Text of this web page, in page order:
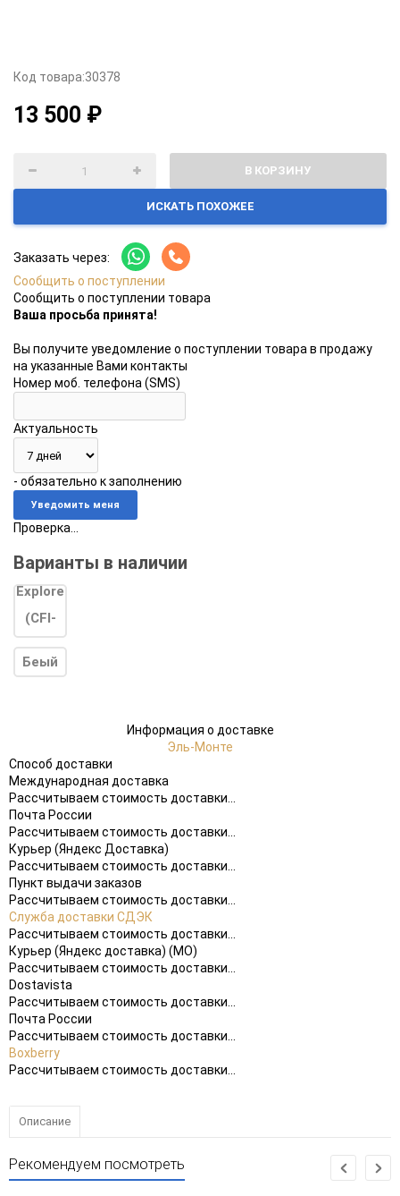
Код товара:30378
13 500 ₽
В КОРЗИНУ
ИСКАТЬ ПОХОЖЕЕ
Заказать через:
Сообщить о поступлении
Сообщить о поступлении товара
Ваша просьба принята!
Вы получите уведомление о поступлении товара в продажу
на указанные Вами контакты
Номер моб. телефона (SMS)
Актуальность
- обязательно к заполнению
Проверка...
Варианты в наличии
Беый
Информация о доставке
Эль-Монте
Способ доставки
Международная доставка
Рассчитываем стоимость доставки...
Почта России
Рассчитываем стоимость доставки...
Курьер (Яндекс Доставка)
Рассчитываем стоимость доставки...
Пункт выдачи заказов
Рассчитываем стоимость доставки...
Служба доставки СДЭК
Рассчитываем стоимость доставки...
Курьер (Яндекс доставка) (МО)
Рассчитываем стоимость доставки...
Dostavista
Рассчитываем стоимость доставки...
Почта России
Рассчитываем стоимость доставки...
Boxberry
Рассчитываем стоимость доставки...
Описание
Рекомендуем посмотреть